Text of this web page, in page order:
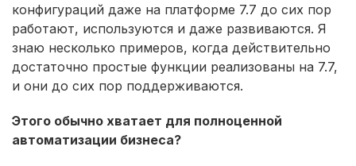
конфигураций даже на платформе 7.7 до сих пор
работают, используются и даже развиваются. Я
знаю несколько примеров, когда действительно
достаточно простые функции реализованы на 7.7,
и они до сих пор поддерживаются.
Этого обычно хватает для полноценной
автоматизации бизнеса?